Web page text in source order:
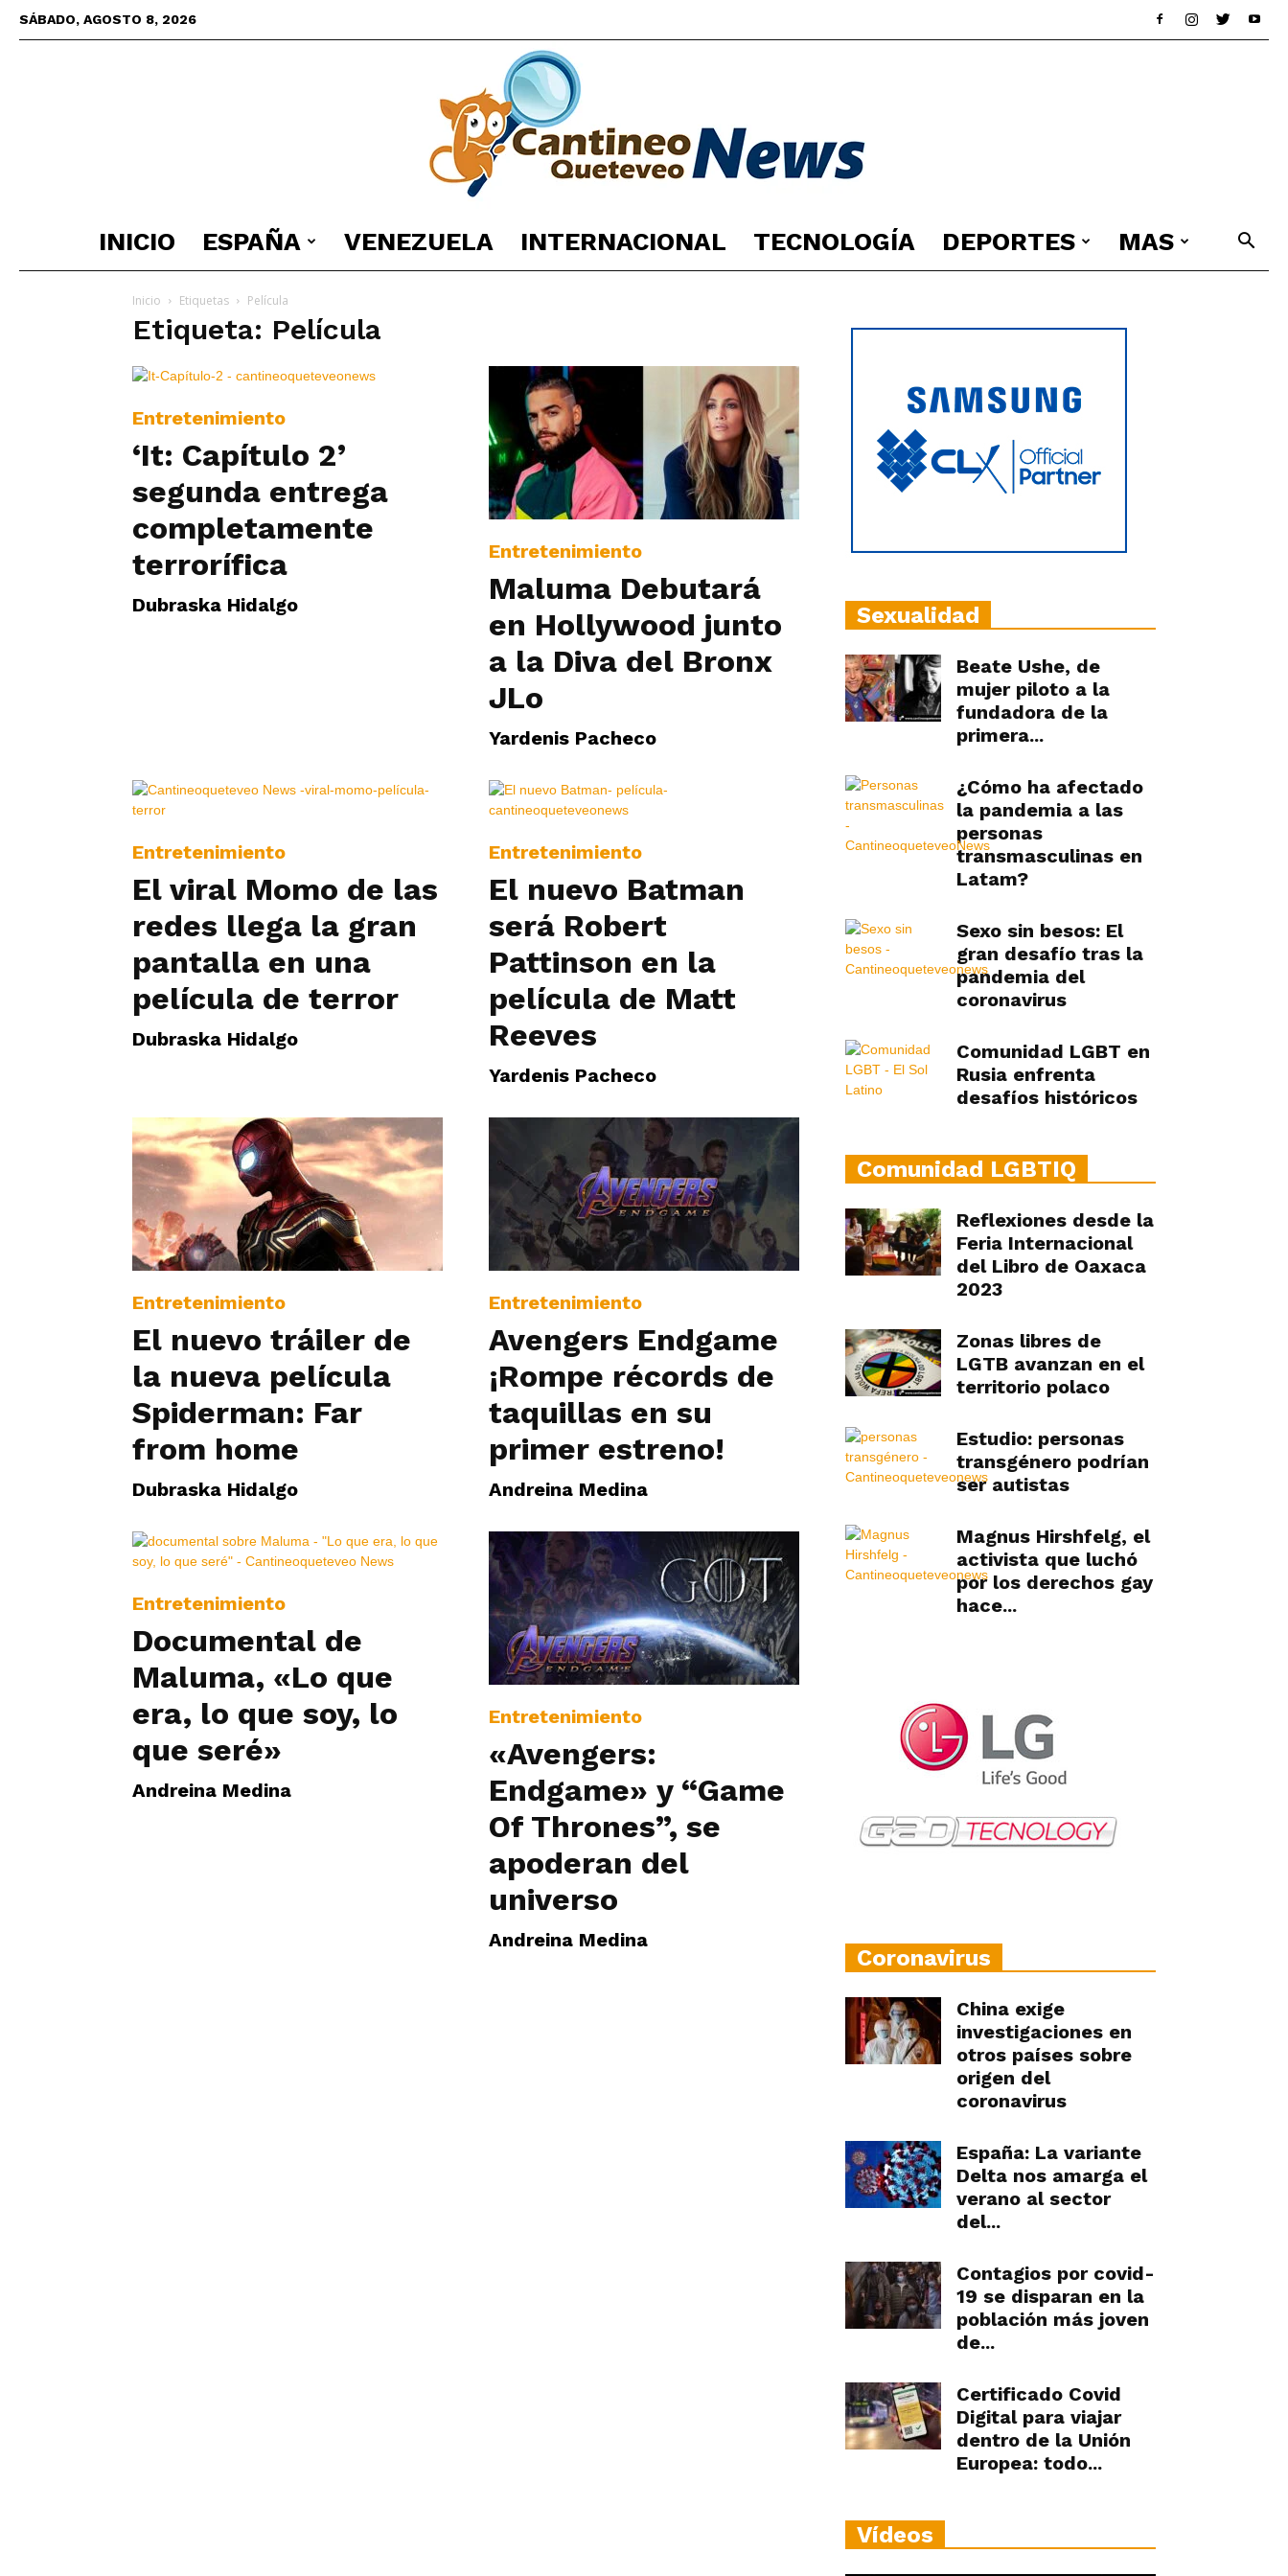
SÁBADO, AGOSTO 8, 2026
España
hoy
Hora
INICIO ESPAÑA VENEZUELA INTERNACIONAL TECNOLOGÍA DEPORTES MAS
Inicio Etiquetas Película
Etiqueta: Película
Entretenimiento
‘It: Capítulo 2’
segunda entrega
completamente
terrorífica
Dubraska Hidalgo
Entretenimiento
Maluma Debutará
en Hollywood junto
a la Diva del Bronx
JLo
Yardenis Pacheco
Entretenimiento
El viral Momo de las
redes llega la gran
pantalla en una
película de terror
Dubraska Hidalgo
Entretenimiento
El nuevo Batman
será Robert
Pattinson en la
película de Matt
Reeves
Yardenis Pacheco
Entretenimiento
El nuevo tráiler de
la nueva película
Spiderman: Far
from home
Dubraska Hidalgo
Entretenimiento
Avengers Endgame
¡Rompe récords de
taquillas en su
primer estreno!
Andreina Medina
Entretenimiento
Documental de
Maluma, «Lo que
era, lo que soy, lo
que seré»
Andreina Medina
Entretenimiento
«Avengers:
Endgame» y “Game
Of Thrones”, se
apoderan del
universo
Andreina Medina
Sexualidad
Beate Ushe, de
mujer piloto a la
fundadora de la
primera...
¿Cómo ha afectado
la pandemia a las
personas
transmasculinas en
Latam?
Sexo sin besos: El
gran desafío tras la
pandemia del
coronavirus
Comunidad LGBT en
Rusia enfrenta
desafíos históricos
Comunidad LGBTIQ
Reflexiones desde la
Feria Internacional
del Libro de Oaxaca
2023
Zonas libres de
LGTB avanzan en el
territorio polaco
Estudio: personas
transgénero podrían
ser autistas
Magnus Hirshfelg, el
activista que luchó
por los derechos gay
hace...
Coronavirus
China exige
investigaciones en
otros países sobre
origen del
coronavirus
España: La variante
Delta nos amarga el
verano al sector
del...
Contagios por covid-
19 se disparan en la
población más joven
de...
Certificado Covid
Digital para viajar
dentro de la Unión
Europea: todo...
Vídeos